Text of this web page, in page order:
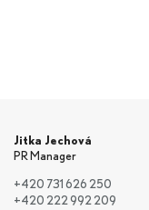
Jitka Jechová
PR Manager
+420 731 626 250
+420 222 992 209